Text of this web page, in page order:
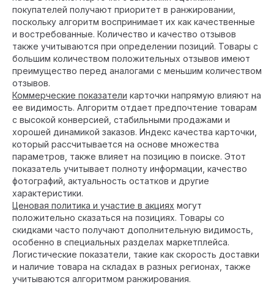
покупателей получают приоритет в ранжировании,
поскольку алгоритм воспринимает их как качественные
и востребованные. Количество и качество отзывов
также учитываются при определении позиций. Товары с
большим количеством положительных отзывов имеют
преимущество перед аналогами с меньшим количеством
отзывов.
Коммерческие показатели карточки напрямую влияют на
ее видимость. Алгоритм отдает предпочтение товарам
с высокой конверсией, стабильными продажами и
хорошей динамикой заказов. Индекс качества карточки,
который рассчитывается на основе множества
параметров, также влияет на позицию в поиске. Этот
показатель учитывает полноту информации, качество
фотографий, актуальность остатков и другие
характеристики.
Ценовая политика и участие в акциях могут
положительно сказаться на позициях. Товары со
скидками часто получают дополнительную видимость,
особенно в специальных разделах маркетплейса.
Логистические показатели, такие как скорость доставки
и наличие товара на складах в разных регионах, также
учитываются алгоритмом ранжирования.